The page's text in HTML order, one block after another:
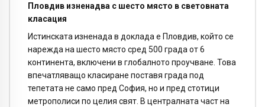
Пловдив изненадва с шесто място в световната
класация
Истинската изненада в доклада е Пловдив, който се
нарежда на шесто място сред 500 града от 6
континента, включени в глобалното проучване. Това
впечатляващо класиране поставя града под
тепетата не само пред София, но и пред стотици
метрополиси по целия свят. В централната част на